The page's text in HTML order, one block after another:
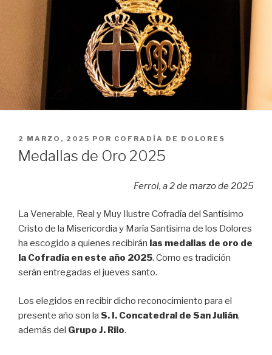
PUBLICADO
EL
2 MARZO, 2025 POR COFRADÍA DE DOLORES
Medallas de Oro 2025
Ferrol, a 2 de marzo de 2025
La Venerable, Real y Muy Ilustre Cofradía del Santísimo
Cristo de la Misericordia y María Santísima de los Dolores
ha escogido a quienes recibirán las medallas de oro de
la Cofradía en este año 2025. Como es tradición
serán entregadas el jueves santo.
Los elegidos en recibir dicho reconocimiento para el
presente año son la S. I. Concatedral de San Julián,
además del Grupo J. Rilo.